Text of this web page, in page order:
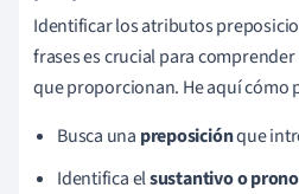
Identificar los atributos
frases es crucial para
que proporcionan. He aquí cómo
Busca una preposiciónque
Identifica elsustantivo o